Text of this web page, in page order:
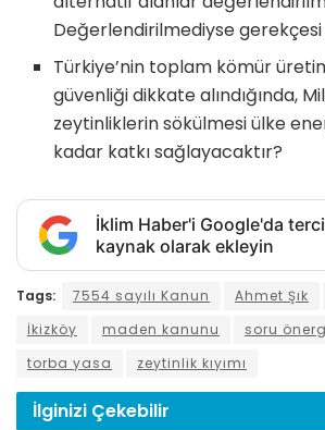
Değerlendirilmediyse
Türkiye’nin toplam kömür
güvenliği dikkate alındığında,
zeytinliklerin sökülmesi ülke
kadar katkı sağlayacaktır?
İklim Haber'i Google'da
kaynak olarak ekleyin
Tags: 7554 sayılı Kanun Ahmet Şık
İkizköy
maden kanunu soru
torba yasa
zeytinlik kıyımı
İlginizi Çekebilir